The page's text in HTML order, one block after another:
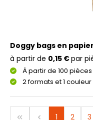
Doggy bags en papier
À partir de 100 pièces
2 formats et 1
à partir de 0,15 €par
1 2 3